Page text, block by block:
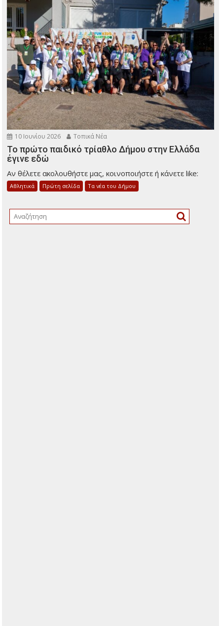
10 Ιουνίου 2026 Τοπικά Νέα
Το πρώτο παιδικό τρίαθλο Δήμου στην Ελλάδα
έγινε εδώ
Αν θέλετε ακολουθήστε μας, κοινοποιήστε ή κάνετε like:
Αθλητικά Πρώτη σελίδα Τα νέα του Δήμου